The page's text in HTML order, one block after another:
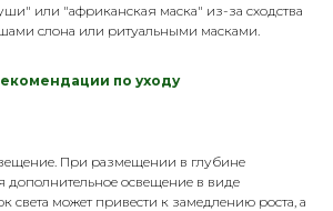
или "африканская маска" из-за сходства
слона или ритуальными масками.
екомендации по уходу
При размещении в глубине
дополнительное освещение в виде
света может привести к замедлению роста, а